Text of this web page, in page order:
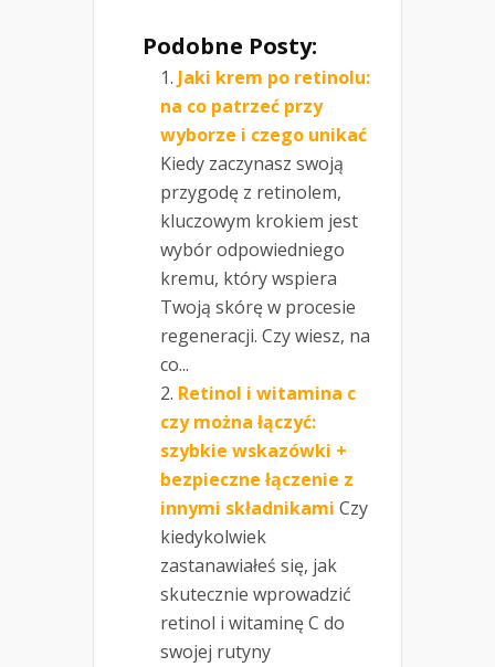
Podobne Posty:
Jaki krem po retinolu:
na co patrzeć przy
wyborze i czego unikać
Kiedy zaczynasz swoją
przygodę z retinolem,
kluczowym krokiem jest
wybór odpowiedniego
kremu, który wspiera
Twoją skórę w procesie
regeneracji. Czy wiesz, na
co...
Retinol i witamina c
czy można łączyć:
szybkie wskazówki +
bezpieczne łączenie z
innymi składnikami Czy
kiedykolwiek
zastanawiałeś się, jak
skutecznie wprowadzić
retinol i witaminę C do
swojej rutyny